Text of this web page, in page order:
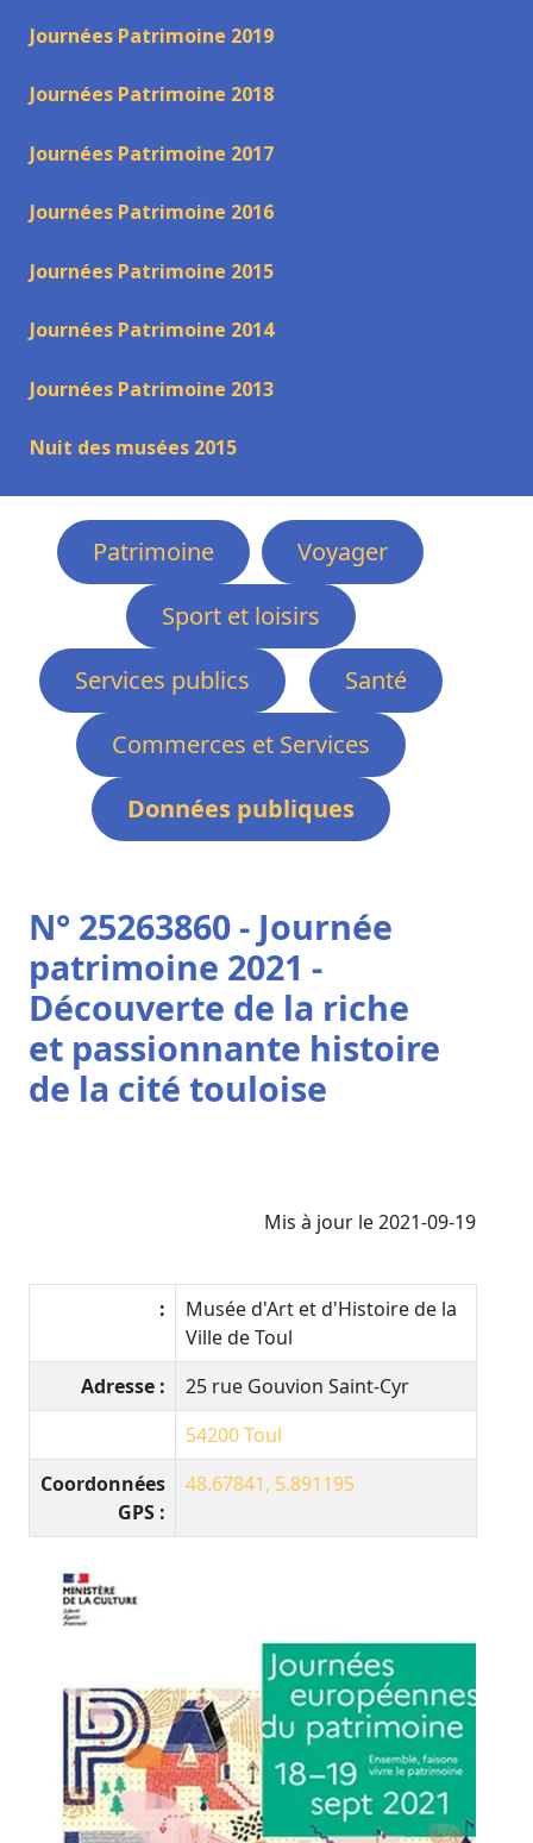
Journées Patrimoine 2019
Journées Patrimoine 2018
Journées Patrimoine 2017
Journées Patrimoine 2016
Journées Patrimoine 2015
Journées Patrimoine 2014
Journées Patrimoine 2013
Nuit des musées 2015
Patrimoine
Voyager
Sport et loisirs
Services publics
Santé
Commerces et Services
Données publiques
N° 25263860 - Journée
patrimoine 2021 -
Découverte de la riche
et passionnante histoire
de la cité touloise
Mis à jour le 2021-09-19
:
Musée d'Art et d'Histoire de la
Ville de Toul
Adresse :
25 rue Gouvion Saint-Cyr
54200Toul
Coordonnées
GPS :
48.67841, 5.891195